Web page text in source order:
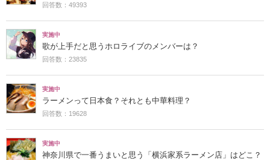
回答数：49393
実施中
歌が上手だと思うホロライブのメンバーは？
回答数：23835
実施中
ラーメンって日本食？それとも中華料理？
回答数：19628
実施中
神奈川県で一番うまいと思う「横浜家系ラーメン店」はどこ？